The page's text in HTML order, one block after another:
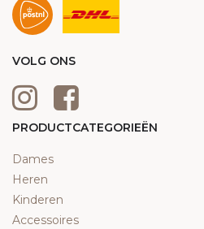
VOLG ONS
PRODUCTCATEGORIEËN
Dames
Heren
Kinderen
Accessoires